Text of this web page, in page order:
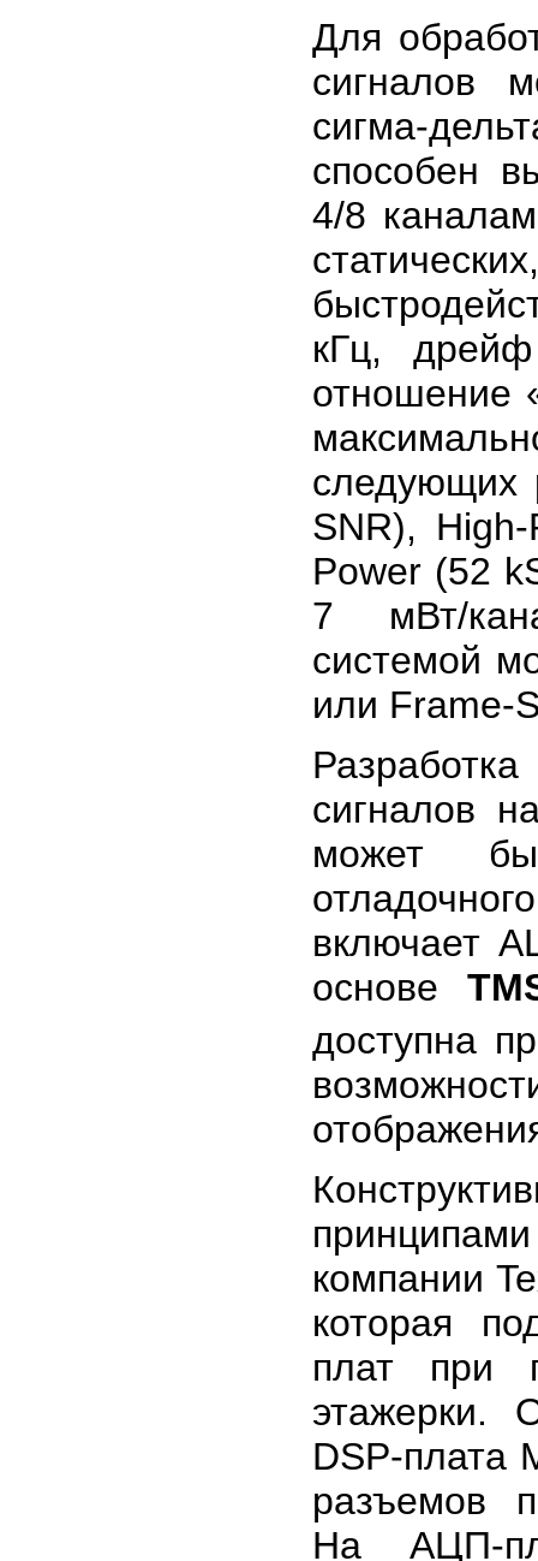
Для
сигналов
сигма-
способен
4/8
кГц,
отношение
следующих
SNR),
Power (52
7 мВт/
системой
или Frame-
сигналов
может
включает
основе
доступна
компании
которая
плат при
этажерки.
DSP-плата
разъемов
На АЦП-